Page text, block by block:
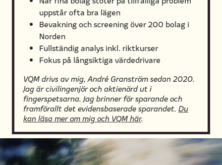
uppstår ofta bra lägen
Bevakning och screening över 200 bolag i
Norden
Fullständig analys inkl. riktkurser
Fokus på långsiktiga värdedrivare
VQM drivs av mig, André Granström sedan 2020.
Jag är civilingenjör och aktienörd ut i
fingerspetsarna. Jag brinner för sparande och
framförallt det evidensbaserade sparandet. Du
kan läsa mer om mig och VQM här.